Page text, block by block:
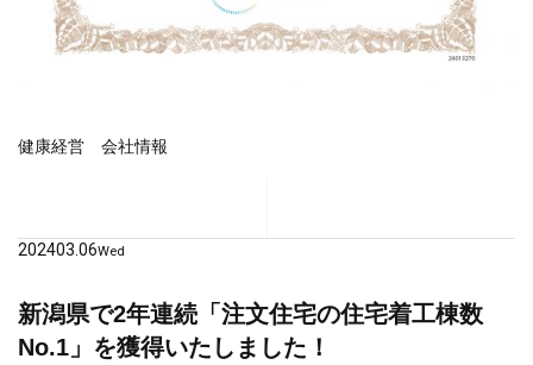
健康経営 会社情報
202403.06Wed
新潟県で2年連続「注文住宅の住宅着工棟数
No.1」を獲得いたしました！